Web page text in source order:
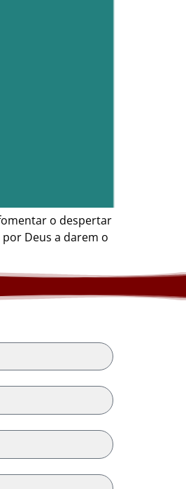
o despertar
Deus a darem o